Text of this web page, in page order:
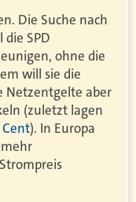
Die Suche nach
SPD
ohne die
will sie die
Netzentgelte aber
(zuletzt lagen
Cent). In Europa